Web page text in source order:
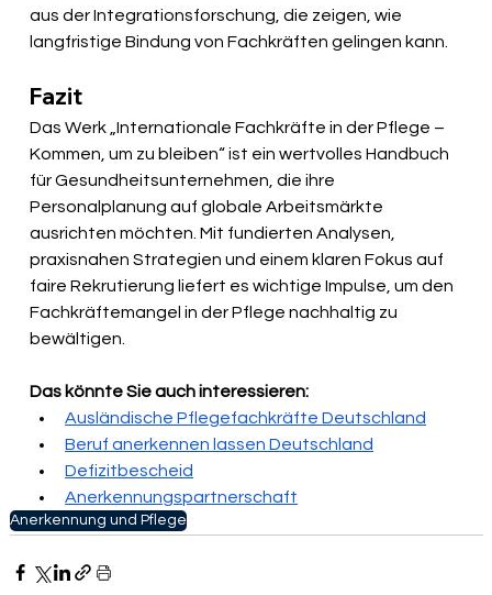
aus der Integrationsforschung, die zeigen, wie
langfristige Bindung von Fachkräften gelingen kann.
Fazit
Das Werk „Internationale Fachkräfte in der Pflege –
Kommen, um zu bleiben“ ist ein wertvolles Handbuch
für Gesundheitsunternehmen, die ihre
Personalplanung auf globale Arbeitsmärkte
ausrichten möchten. Mit fundierten Analysen,
praxisnahen Strategien und einem klaren Fokus auf
faire Rekrutierung liefert es wichtige Impulse, um den
Fachkräftemangel in der Pflege nachhaltig zu
bewältigen.
Das könnte Sie auch interessieren:
Ausländische Pflegefachkräfte Deutschland
Beruf anerkennen lassen Deutschland
Defizitbescheid
Anerkennungspartnerschaft
Anerkennung und Pflege